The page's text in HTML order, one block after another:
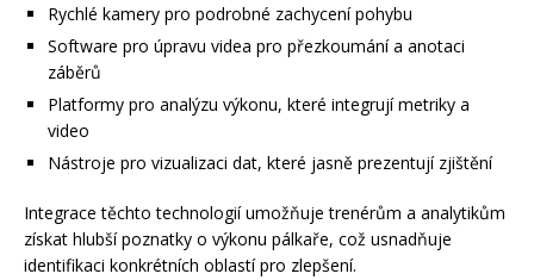
Rychlé kamery pro podrobné zachycení pohybu
Software pro úpravu videa pro přezkoumání a anotaci
záběrů
Platformy pro analýzu výkonu, které integrují metriky a
video
Nástroje pro vizualizaci dat, které jasně prezentují zjištění
Integrace těchto technologií umožňuje trenérům a analytikům
získat hlubší poznatky o výkonu pálkaře, což usnadňuje
identifikaci konkrétních oblastí pro zlepšení.